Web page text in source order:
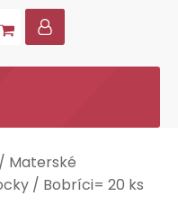
/ Materské
/ Bobríci= 20 ks